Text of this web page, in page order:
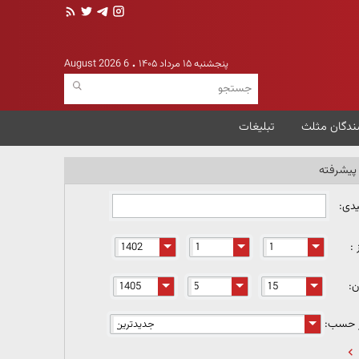
پنجشنبه ۱۵ مرداد ۱۴۰۵ 6 August 2026
مثلث تبلیغات
:
حسب: